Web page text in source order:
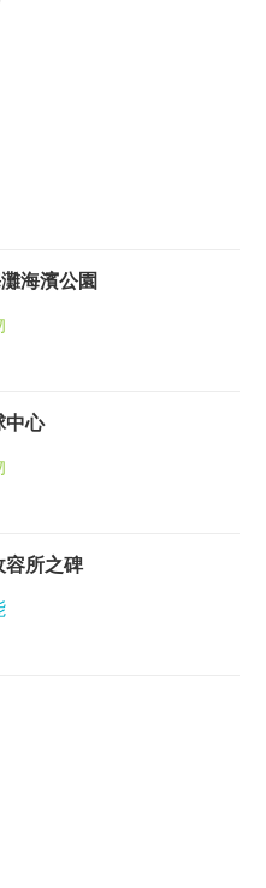
海濱公園
中心
容所之碑